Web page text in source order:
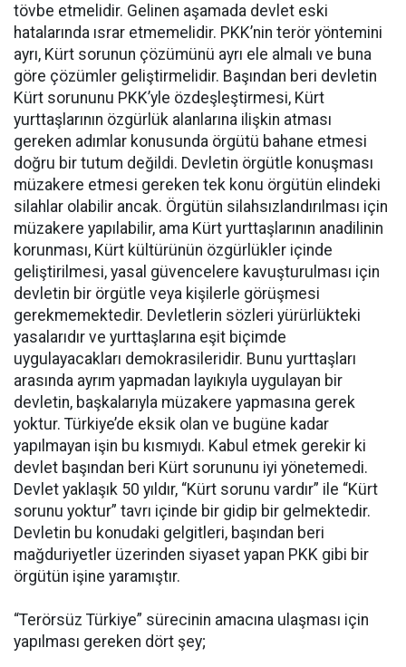
tövbe etmelidir. Gelinen aşamada devlet eski
hatalarında ısrar etmemelidir. PKK’nin terör yöntemini
ayrı, Kürt sorunun çözümünü ayrı ele almalı ve buna
göre çözümler geliştirmelidir. Başından beri devletin
Kürt sorununu PKK’yle özdeşleştirmesi, Kürt
yurttaşlarının özgürlük alanlarına ilişkin atması
gereken adımlar konusunda örgütü bahane etmesi
doğru bir tutum değildi. Devletin örgütle konuşması
müzakere etmesi gereken tek konu örgütün elindeki
silahlar olabilir ancak. Örgütün silahsızlandırılması için
müzakere yapılabilir, ama Kürt yurttaşlarının anadilinin
korunması, Kürt kültürünün özgürlükler içinde
geliştirilmesi, yasal güvencelere kavuşturulması için
devletin bir örgütle veya kişilerle görüşmesi
gerekmemektedir. Devletlerin sözleri yürürlükteki
yasalarıdır ve yurttaşlarına eşit biçimde
uygulayacakları demokrasileridir. Bunu yurttaşları
arasında ayrım yapmadan layıkıyla uygulayan bir
devletin, başkalarıyla müzakere yapmasına gerek
yoktur. Türkiye’de eksik olan ve bugüne kadar
yapılmayan işin bu kısmıydı. Kabul etmek gerekir ki
devlet başından beri Kürt sorununu iyi yönetemedi.
Devlet yaklaşık 50 yıldır, “Kürt sorunu vardır” ile “Kürt
sorunu yoktur” tavrı içinde bir gidip bir gelmektedir.
Devletin bu konudaki gelgitleri, başından beri
mağduriyetler üzerinden siyaset yapan PKK gibi bir
örgütün işine yaramıştır.
“Terörsüz Türkiye” sürecinin amacına ulaşması için
yapılması gereken dört şey;